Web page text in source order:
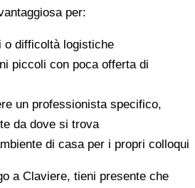
per:
o difficoltà logistiche
piccoli con poca offerta di
un professionista specifico,
da dove si trova
di casa per i propri colloqui
a Claviere, tieni presente che